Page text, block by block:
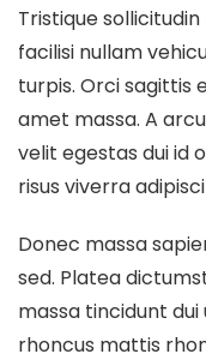
Tristique
facilisi nullam
turpis. Orci sagittis
amet massa. A
velit egestas dui id
risus viverra
Donec massa
sed. Platea
massa tincidunt
rhoncus mattis